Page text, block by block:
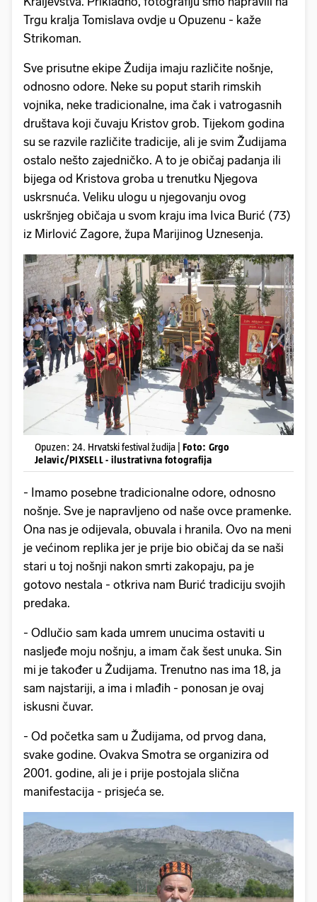
Trgu kralja Tomislava ovdje u Opuzenu - kaže
Strikoman.
Sve prisutne ekipe Žudija imaju različite nošnje,
odnosno odore. Neke su poput starih rimskih
vojnika, neke tradicionalne, ima čak i vatrogasnih
društava koji čuvaju Kristov grob. Tijekom godina
su se razvile različite tradicije, ali je svim Žudijama
ostalo nešto zajedničko. A to je običaj padanja ili
bijega od Kristova groba u trenutku Njegova
uskrsnuća. Veliku ulogu u njegovanju ovog
uskršnjeg običaja u svom kraju ima Ivica Burić (73)
iz Mirlović Zagore, župa Marijinog Uznesenja.
Opuzen: 24. Hrvatski festival žudija | Foto: Grgo
Jelavic/PIXSELL - ilustrativna fotografija
- Imamo posebne tradicionalne odore, odnosno
nošnje. Sve je napravljeno od naše ovce pramenke.
Ona nas je odijevala, obuvala i hranila. Ovo na meni
je većinom replika jer je prije bio običaj da se naši
stari u toj nošnji nakon smrti zakopaju, pa je
gotovo nestala - otkriva nam Burić tradiciju svojih
predaka.
- Odlučio sam kada umrem unucima ostaviti u
nasljeđe moju nošnju, a imam čak šest unuka. Sin
mi je također u Žudijama. Trenutno nas ima 18, ja
sam najstariji, a ima i mlađih - ponosan je ovaj
iskusni čuvar.
- Od početka sam u Žudijama, od prvog dana,
svake godine. Ovakva Smotra se organizira od
2001. godine, ali je i prije postojala slična
manifestacija - prisjeća se.